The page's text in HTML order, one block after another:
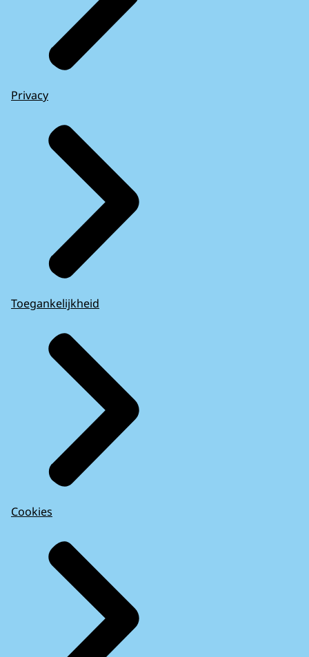
Privacy
Toegankelijkheid
Cookies